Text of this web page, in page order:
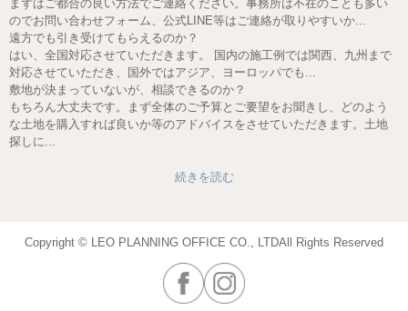
まずはご都合の良い方法でご連絡ください。事務所は不在のことも多い
のでお問い合わせフォーム、公式LINE等はご連絡が取りやすいか...
遠方でも引き受けてもらえるのか？
はい、全国対応させていただきます。 国内の施工例では関西、九州まで
対応させていただき、国外ではアジア、ヨーロッパでも...
敷地が決まっていないが、相談できるのか？
もちろん大丈夫です。まず全体のご予算とご要望をお聞きし、どのよう
な土地を購入すれば良いか等のアドバイスをさせていただきます。土地
探しに...
続きを読む
Copyright © LEO PLANNING OFFICE CO., LTDAll Rights Reserved